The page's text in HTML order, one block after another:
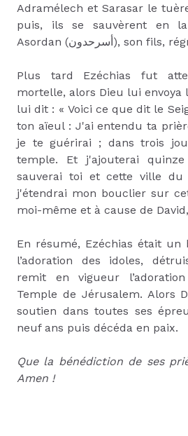
Adramélech et Sarasar le
puis, ils se sauvèrent en
Asordan (أسرحدون ), son fils,
Plus tard Ezéchias fut
mortelle, alors Dieu lui envoya
lui dit : « Voici ce que dit le
ton aïeul : J'ai entendu ta
je te guérirai ; dans trois
temple. Et j'ajouterai
sauverai toi et cette ville du
j'étendrai mon bouclier sur
moi-même et à cause de
En résumé, Ezéchias était
l’adoration des idoles,
remit en vigueur
Temple de Jérusalem. Alors
soutien dans toutes ses
neuf ans puis décéda en paix.
Que la bénédiction de ses
Amen !